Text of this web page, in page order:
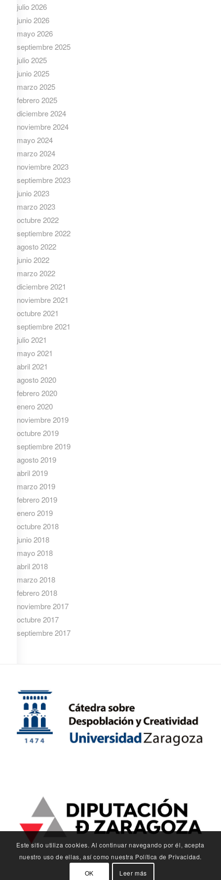
julio 2026
junio 2026
mayo 2026
septiembre 2025
julio 2025
junio 2025
marzo 2025
febrero 2025
diciembre 2024
noviembre 2024
mayo 2024
marzo 2024
noviembre 2023
septiembre 2023
junio 2023
marzo 2023
octubre 2022
septiembre 2022
agosto 2022
junio 2022
marzo 2022
diciembre 2021
noviembre 2021
octubre 2021
septiembre 2021
julio 2021
mayo 2021
abril 2021
agosto 2020
febrero 2020
enero 2020
noviembre 2019
octubre 2019
septiembre 2019
agosto 2019
abril 2019
marzo 2019
febrero 2019
enero 2019
octubre 2018
junio 2018
mayo 2018
abril 2018
marzo 2018
febrero 2018
noviembre 2017
octubre 2017
septiembre 2017
Este sitio utiliza cookies. Al continuar navegando por él, acepta
nuestro uso de ellas, así como nuestra Política de Privacidad.
OK
Leer más